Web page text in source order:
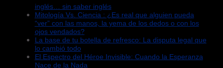
inglés… sin saber inglés
Mitología Vs. Ciencia : ¿Es real que alguien pueda
“ver” con las manos, la yema de los dedos o con los
ojos vendados?
La base de tu botella de refresco: La disputa legal que
lo cambió todo
El Espectro del Héroe Invisible: Cuando la Esperanza
Nace de la Nada